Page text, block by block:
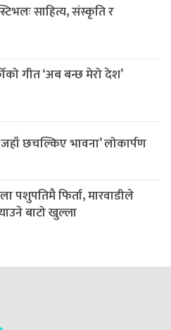
साहित्य, संस्कृति र
गीत ‘अब बन्छ मेरो देश’
छचल्किए भावना’ लोकार्पण
पशुपतिमै फिर्ता, मारवाडीले
बाटो खुल्ला